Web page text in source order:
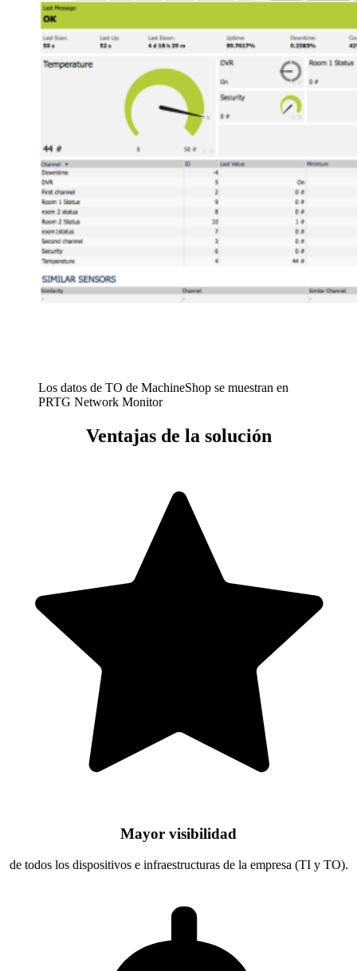
Los datos de TO de MachineShop se muestran en
PRTG Network Monitor
Ventajas de la solución
Mayor visibilidad
de todos los dispositivos e infraestructuras de la empresa (TI y TO).